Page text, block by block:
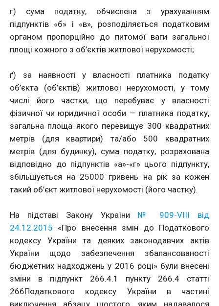
г) сума податку, обчислена з урахуванням
підпунктів «б» і «в», розподіляється податковим
органом пропорційно до питомої ваги загальної
площі кожного з об’єктів житлової нерухомості;
ґ) за наявності у власності платника податку
об’єкта (об’єктів) житлової нерухомості, у тому
числі його частки, що перебуває у власності
фізичної чи юридичної особи — платника податку,
загальна площа якого перевищує 300 квадратних
метрів (для квартири) та/або 500 квадратних
метрів (для будинку), сума податку, розрахована
відповідно до підпунктів «а»-«г» цього підпункту,
збільшується на 25000 гривень на рік за кожен
такий об’єкт житлової нерухомості (його частку).
На підставі Закону України № 909-VIII від
24.12.2015 «Про внесення змін до Податкового
кодексу України та деяких законодавчих актів
України щодо забезпечення збалансованості
бюджетних надходжень у 2016 році» були внесені
зміни в підпункт 266.4.1 пункту 266.4 статті
266Податкового кодексу України в частині